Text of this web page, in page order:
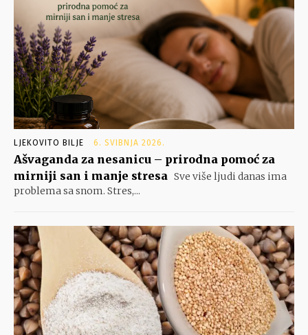
LJEKOVITO BILJE 6. SVIBNJA 2026.
Ašvaganda za nesanicu – prirodna pomoć za
mirniji san i manje stresa Sve više ljudi danas ima
problema sa snom. Stres,...